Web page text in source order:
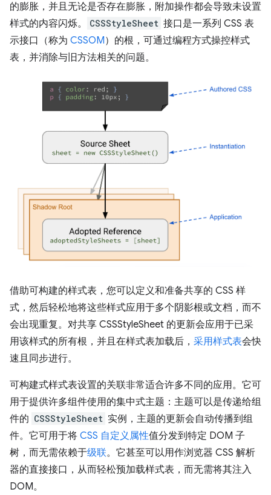
的膨胀，并且无论是否存在膨胀，附加操作都会导致未设置
样式的内容闪烁。
CSSStyleSheet 接口是一系列 CSS 表
示接口（称为 CSSOM）的根，可通过编程方式操控样式
表，并消除与旧方法相关的问题。
借助可构建的样式表，您可以定义和准备共享的 CSS 样
式，然后轻松地将这些样式应用于多个阴影根或文档，而不
会出现重复。对共享 CSSStyleSheet 的更新会应用于已采
用该样式的所有根，并且在样式表加载后， 采用样式表会快
速且同步进行。
可构建式样式表设置的关联非常适合许多不同的应用。它可
用于提供许多组件使用的集中式主题：主题可以是传递给组
件的 CSSStyleSheet 实例，主题的更新会自动传播到组
件。它可用于将 CSS 自定义属性值分发到特定 DOM 子
树，而无需依赖于级联。它甚至可以用作浏览器 CSS 解析
器的直接接口，从而轻松预加载样式表，而无需将其注入
DOM。